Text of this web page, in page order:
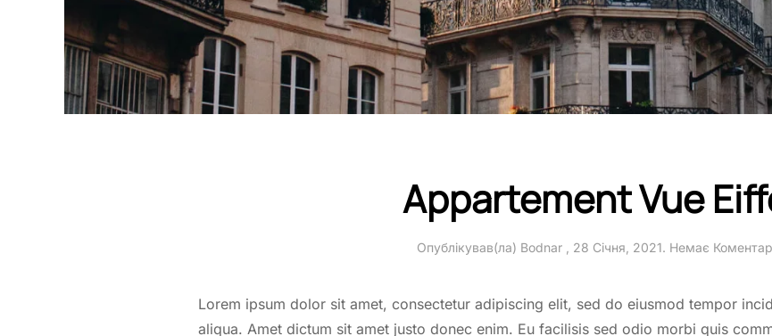
Appartement Vue
Опублікував(ла) Bodnar 28 Січня, 2021. Немає
Lorem ipsum dolor sit amet, consectetur adipiscing elit, sed do eiusmod tempor
aliqua. Amet dictum sit amet justo donec enim. Eu facilisis sed odio morbi quis